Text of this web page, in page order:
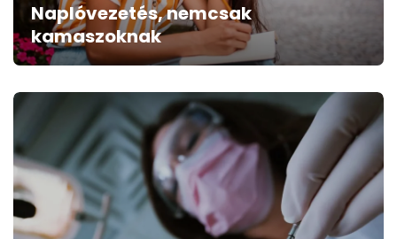
Naplóvezetés, nemcsak
kamaszoknak